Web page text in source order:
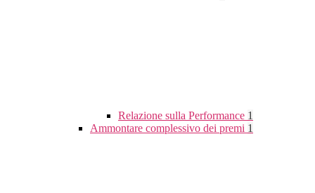
Relazione sulla Performance 1
Ammontare complessivo dei premi 1